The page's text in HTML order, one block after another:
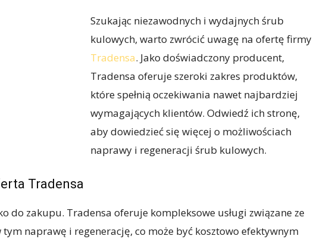
Szukając niezawodnych i wydajnych śrub
kulowych, warto zwrócić uwagę na ofertę firmy
Tradensa. Jako doświadczony producent,
Tradensa oferuje szeroki zakres produktów,
które spełnią oczekiwania nawet najbardziej
wymagających klientów. Odwiedź ich stronę,
aby dowiedzieć się więcej o możliwościach
naprawy i regeneracji śrub kulowych.
Tradensa
do zakupu. Tradensa oferuje kompleksowe usługi związane ze
naprawę i regenerację, co może być kosztowo efektywnym